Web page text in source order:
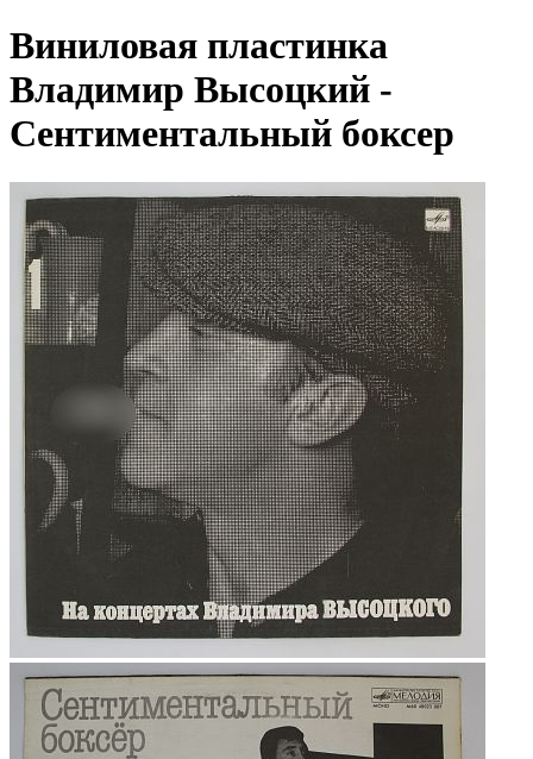
Виниловая пластинка
Владимир Высоцкий -
Сентиментальный боксер